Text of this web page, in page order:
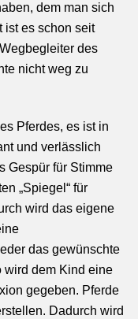
dem man sich
ist es schon seit
des
nicht weg zu
Pferdes, es ist in
und verlässlich
Gespür für Stimme
„Spiegel“ für
wird das eigene
das gewünschte
wird dem Kind eine
gegeben. Pferde
Dadurch wird